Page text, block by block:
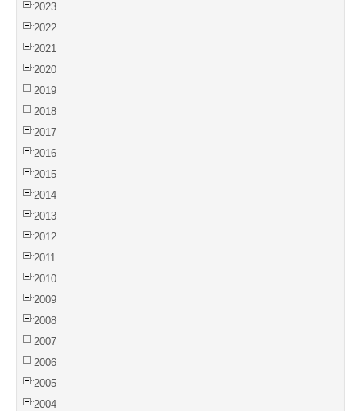
2023
2022
2021
2020
2019
2018
2017
2016
2015
2014
2013
2012
2011
2010
2009
2008
2007
2006
2005
2004